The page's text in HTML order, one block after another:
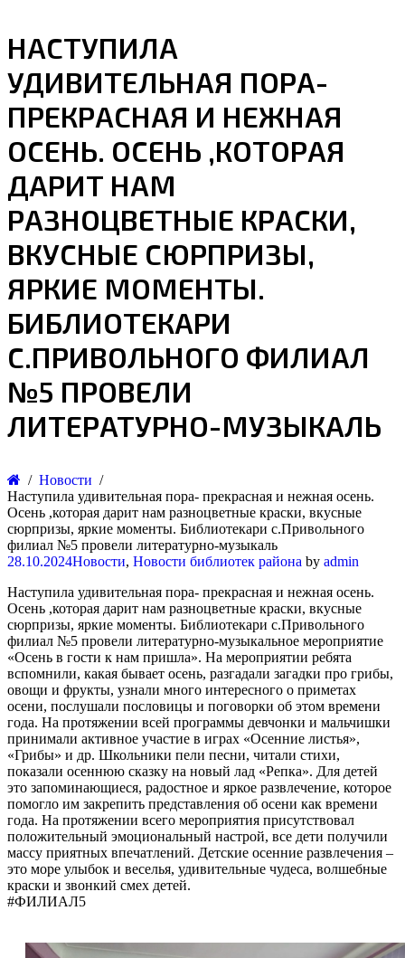
НАСТУПИЛА
УДИВИТЕЛЬНАЯ ПОРА-
ПРЕКРАСНАЯ И НЕЖНАЯ
ОСЕНЬ. ОСЕНЬ ,КОТОРАЯ
ДАРИТ НАМ
РАЗНОЦВЕТНЫЕ КРАСКИ,
ВКУСНЫЕ СЮРПРИЗЫ,
ЯРКИЕ МОМЕНТЫ.
БИБЛИОТЕКАРИ
С.ПРИВОЛЬНОГО ФИЛИАЛ
№5 ПРОВЕЛИ
ЛИТЕРАТУРНО-МУЗЫКАЛЬ
Новости
Наступила удивительная пора- прекрасная и нежная осень.
Осень ,которая дарит нам разноцветные краски, вкусные
сюрпризы, яркие моменты. Библиотекари с.Привольного
филиал №5 провели литературно-музыкаль
28.10.2024Новости, Новости библиотек района by admin
Наступила удивительная пора- прекрасная и нежная осень.
Осень ,которая дарит нам разноцветные краски, вкусные
сюрпризы, яркие моменты. Библиотекари с.Привольного
филиал №5 провели литературно-музыкальное мероприятие
«Осень в гости к нам пришла». На мероприятии ребята
вспомнили, какая бывает осень, разгадали загадки про грибы,
овощи и фрукты, узнали много интересного о приметах
осени, послушали пословицы и поговорки об этом времени
года. На протяжении всей программы девчонки и мальчишки
принимали активное участие в играх «Осенние листья»,
«Грибы» и др. Школьники пели песни, читали стихи,
показали осеннюю сказку на новый лад «Репка». Для детей
это запоминающиеся, радостное и яркое развлечение, которое
помогло им закрепить представления об осени как времени
года. На протяжении всего мероприятия присутствовал
положительный эмоциональный настрой, все дети получили
массу приятных впечатлений. Детские осенние развлечения –
это море улыбок и веселья, удивительные чудеса, волшебные
краски и звонкий смех детей.
#ФИЛИАЛ5